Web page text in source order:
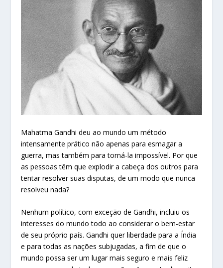
Mahatma Gandhi deu ao mundo um método
intensamente prático não apenas para esmagar a
guerra, mas também para torná-la impossível. Por que
as pessoas têm que explodir a cabeça dos outros para
tentar resolver suas disputas, de um modo que nunca
resolveu nada?
Nenhum político, com exceção de Gandhi, incluiu os
interesses do mundo todo ao considerar o bem-estar
de seu próprio país. Gandhi quer liberdade para a Índia
e para todas as nações subjugadas, a fim de que o
mundo possa ser um lugar mais seguro e mais feliz